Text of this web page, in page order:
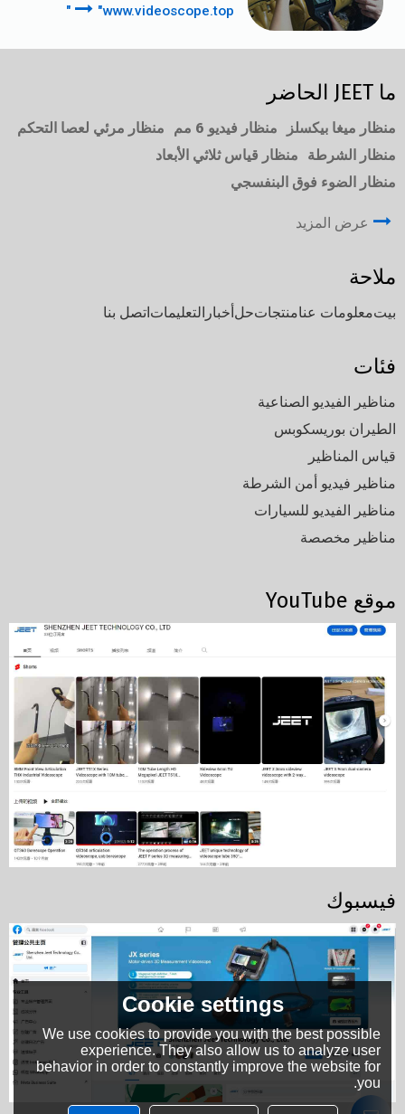
"www.videoscope.top"
ما JEET الحاضر
منظار ميغا بيكسلز منظار فيديو 6 مم
منظار مرئي لعصا التحكم
منظار الشرطة
منظار قياس ثلاثي الأبعاد
منظار الضوء فوق البنفسجي
عرض المزيد
ملاحة
بيتمعلومات عنامنتجاتحلأخبار التعليماتاتصل بنا
فئات
مناظير الفيديو الصناعية
الطيران بوريسكوبس
قياس المناظير
مناظير فيديو أمن الشرطة
مناظير الفيديو للسيارات
مناظير مخصصة
موقع YouTube
فيسبوك
Cookie settings
We use cookies to provide you with the best possible
experience. They also allow us to analyze user
behavior in order to constantly improve the website for
you.